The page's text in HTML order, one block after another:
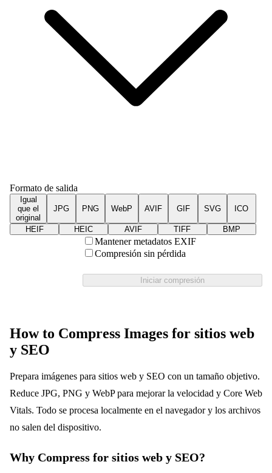
Formato de salida
Igual
que el
original
JPG PNG WebP AVIF GIF SVG ICO
HEIF HEIC AVIF TIFF BMP
Mantener metadatos EXIF
Compresión sin pérdida
Iniciar compresión
How to Compress Images for sitios web
y SEO
Prepara imágenes para sitios web y SEO con un tamaño objetivo.
Reduce JPG, PNG y WebP para mejorar la velocidad y Core Web
Vitals. Todo se procesa localmente en el navegador y los archivos
no salen del dispositivo.
Why Compress for sitios web y SEO?